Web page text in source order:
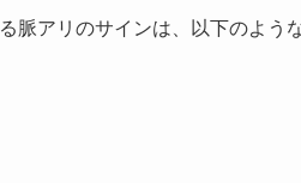
脈アリのサインは、以下のよう